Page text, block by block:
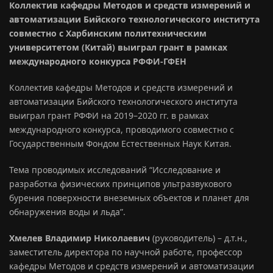
Коллектив кафедры Методов и средств измерений и
автоматизации Бийского технологического института
совместно с Харбинским политехническим
университетом (Китай) выиграл грант в рамках
международного конкурса РФФИ-ГФЕН
Коллектив кафедры Методов и средств измерений и
автоматизации Бийского технологического института
выиграл грант РФФИ на 2019–2020 гг. в рамках
международного конкурса, проводимого совместно с
Государственным Фондом Естественных Наук Китая.
Тема проводимых исследований “Исследование и
разработка физических принципов ультразвукового
бурения поверхности внеземных объектов и планет для
обнаружения воды и льда”.
Хмелев Владимир Николаевич (руководитель) – д.т.н.,
заместитель директора по научной работе, профессор
кафедры Методов и средств измерений и автоматизации